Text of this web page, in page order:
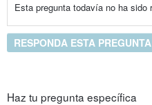
Esta pregunta todavía no ha sido
RESPONDA ESTA PREGUNTA
Haz tu pregunta específica